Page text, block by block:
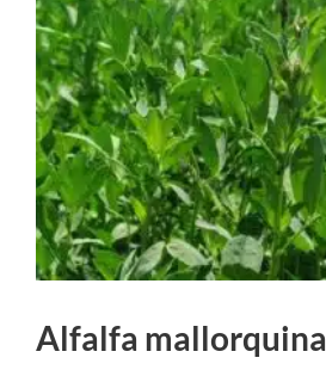
Alfalfa mallorquina